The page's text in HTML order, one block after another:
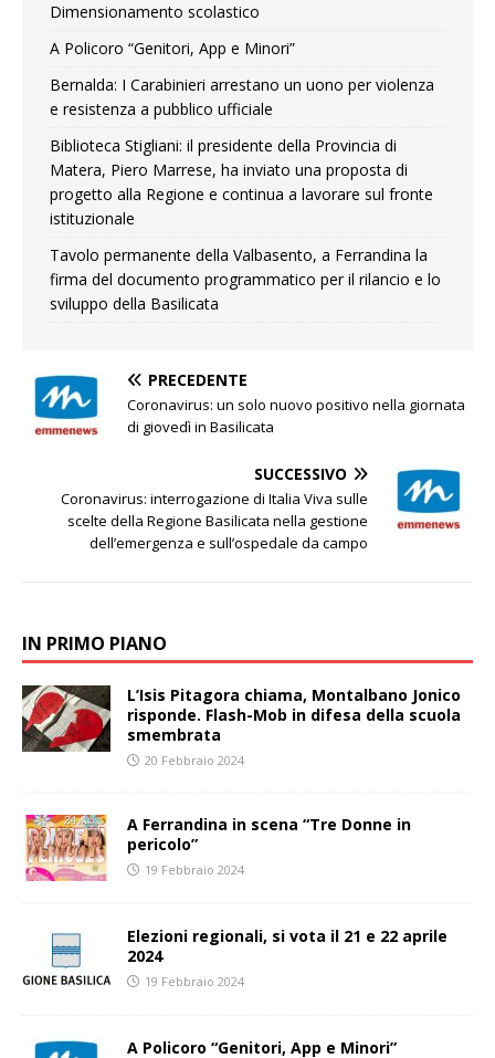
Dimensionamento scolastico
A Policoro “Genitori, App e Minori”
Bernalda: I Carabinieri arrestano un uono per violenza
e resistenza a pubblico ufficiale
Biblioteca Stigliani: il presidente della Provincia di
Matera, Piero Marrese, ha inviato una proposta di
progetto alla Regione e continua a lavorare sul fronte
istituzionale
Tavolo permanente della Valbasento, a Ferrandina la
firma del documento programmatico per il rilancio e lo
sviluppo della Basilicata
PRECEDENTE
Coronavirus: un solo nuovo positivo nella giornata
di giovedì in Basilicata
SUCCESSIVO
Coronavirus: interrogazione di Italia Viva sulle
scelte della Regione Basilicata nella gestione
dell’emergenza e sull’ospedale da campo
IN PRIMO PIANO
L’Isis Pitagora chiama, Montalbano Jonico
risponde. Flash-Mob in difesa della scuola
smembrata
20 Febbraio 2024
A Ferrandina in scena “Tre Donne in
pericolo”
19 Febbraio 2024
Elezioni regionali, si vota il 21 e 22 aprile
2024
19 Febbraio 2024
A Policoro “Genitori, App e Minori”